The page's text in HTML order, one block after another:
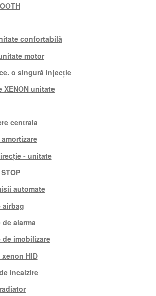
confortabilă
motor
o singură injecție
XENON unitate
centrala
- unitate
automate
airbag
alarma
de imobilizare
HID
incalzire